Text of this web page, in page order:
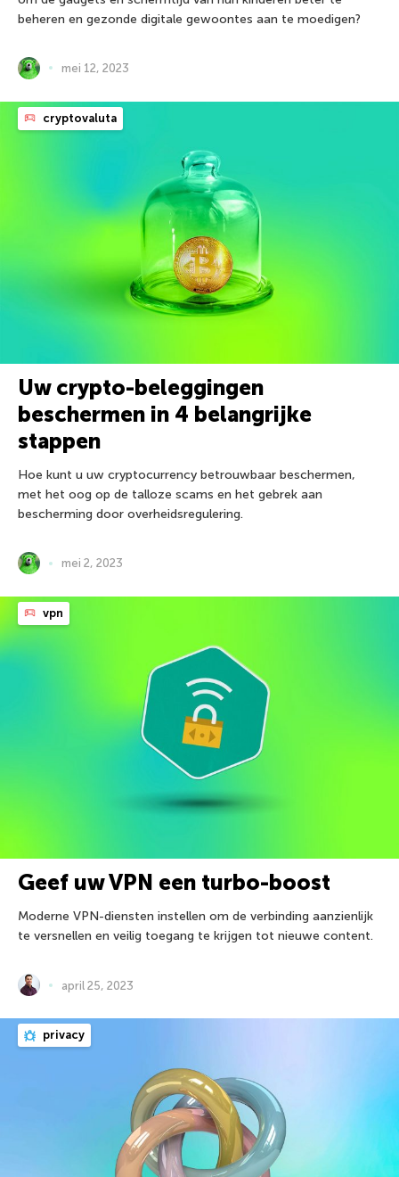
beheren en gezonde digitale gewoontes aan te moedigen?
mei 12, 2023
cryptovaluta
Uw crypto-beleggingen
beschermen in 4 belangrijke
stappen
Hoe kunt u uw cryptocurrency betrouwbaar beschermen,
met het oog op de talloze scams en het gebrek aan
bescherming door overheidsregulering.
mei 2, 2023
vpn
Geef uw VPN een turbo-boost
Moderne VPN-diensten instellen om de verbinding aanzienlijk
te versnellen en veilig toegang te krijgen tot nieuwe content.
april 25, 2023
privacy